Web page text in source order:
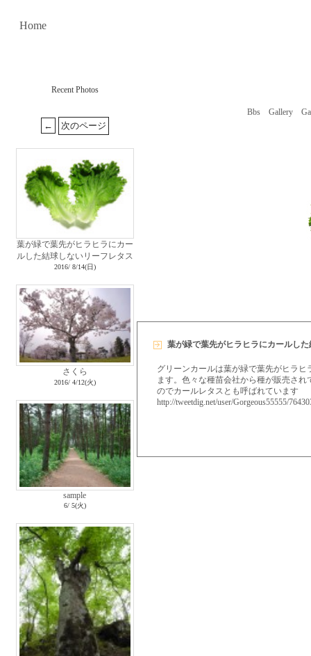
Home
Recent Photos
葉が緑で葉先がヒラヒラにカー
ルした結球しないリーフレタス
2016/ 8/14(日)
さくら
2016/ 4/12(火)
sample
6/ 5(火)
Bbs Gallery
葉が緑で葉先がヒラヒラにカールし
グリーンカールは葉が緑で葉先がヒラ
ます。色々な種苗会社から種が販売さ
のでカールレタスとも呼ばれています
http://tweetdig.net/user/Gorgeous55555/